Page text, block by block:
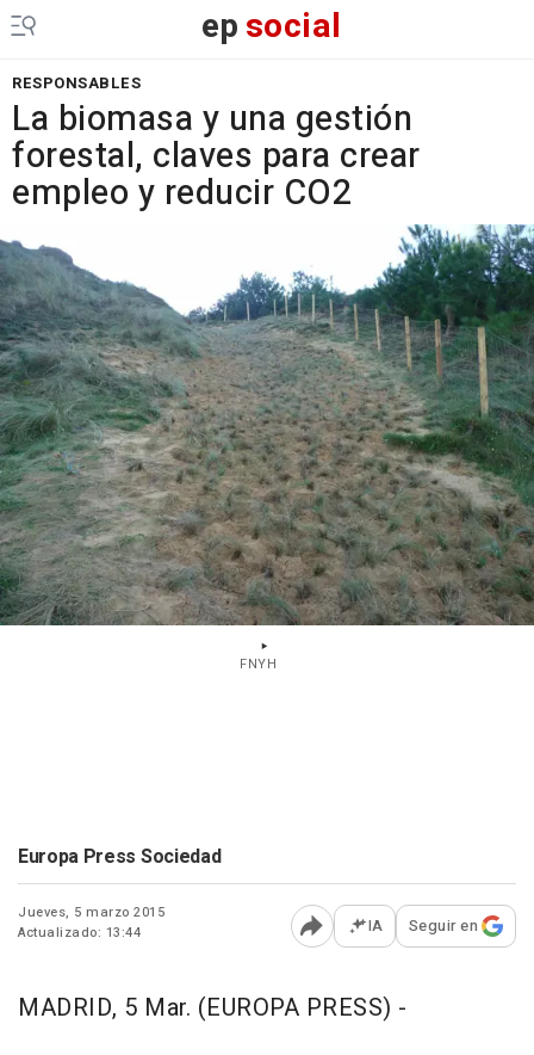
epsocial
RESPONSABLES
La biomasa y una gestión
forestal, claves para crear
empleo y reducir CO2
FNYH
Europa Press Sociedad
Jueves, 5 marzo 2015
Actualizado: 13:44
Abrir opciones para
IA Seguir en
MADRID, 5 Mar. (EUROPA PRESS) -